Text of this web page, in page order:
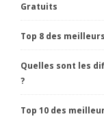
Gratuits
Top 8 des
Quelles sont les
?
Top 10 des